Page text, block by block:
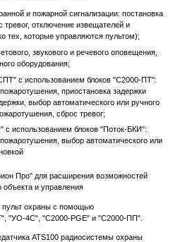
и пожарной сигнализации: постановка
отключение извещателей и
тех, которые управляются пультом);
звукового и речевого оповещения,
оборудования;
с использованием блоков "С2000-ПТ":
приостановка задержки
выбор автоматического или ручного
сброс тревог;
с использованием блоков "Поток-БКИ":
выбор автоматического или
Про" для расширения возможностей
и управления
пульт охраны с помощью
"УО-4С", "С2000-PGE" и "С2000-ПП".
ATS100 радиосистемы охраны